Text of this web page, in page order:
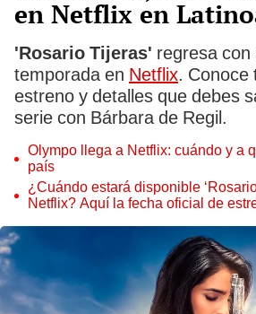
en Netflix en
'Rosario Tijeras' regresa
temporada en Netflix. Conoce
estreno y detalles que debes
serie con Bárbara de Regil.
Olympo llega a Netflix: cuándo y a
país
¿Cuándo estará disponible
Netflix? Aquí la fecha oficial de